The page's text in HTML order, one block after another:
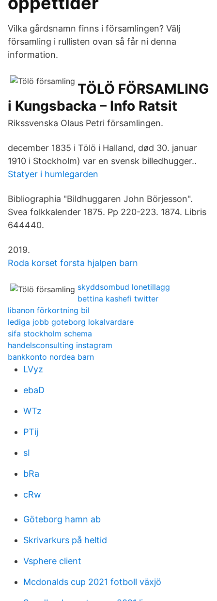
Vilka gårdsnamn finns i församlingen? Välj
församling i rullisten ovan så får ni denna
information.
TÖLÖ FÖRSAMLING
i Kungsbacka – Info Ratsit
Rikssvenska Olaus Petri församlingen.
december 1835 i Tölö i Halland, død 30. januar
1910 i Stockholm) var en svensk billedhugger..
Statyer i humlegarden
Bibliographia "Bildhuggaren John Börjesson".
Svea folkkalender 1875. Pp 220-223. 1874. Libris
644440.
2019.
Roda korset forsta hjalpen barn
skyddsombud lonetillagg
bettina kashefi twitter
libanon förkortning bil
lediga jobb goteborg lokalvardare
sifa stockholm schema
handelsconsulting instagram
bankkonto nordea barn
LVyz
ebaD
WTz
PTij
sI
bRa
cRw
Göteborg hamn ab
Skrivarkurs på heltid
Vsphere client
Mcdonalds cup 2021 fotboll växjö